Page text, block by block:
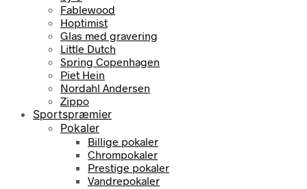
Fablewood
Hoptimist
Glas med gravering
Little Dutch
Spring Copenhagen
Piet Hein
Nordahl Andersen
Zippo
Sportspræmier
Pokaler
Billige pokaler
Chrompokaler
Prestige pokaler
Vandrepokaler